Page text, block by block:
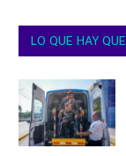
LO QUE HAY QUE